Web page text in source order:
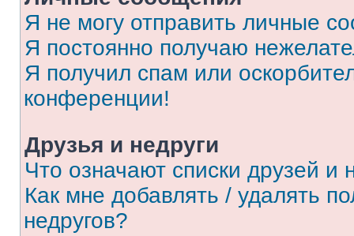
Я не могу отправить личные
Я постоянно получаю
Я получил спам или
конференции!
Друзья и недруги
Что означают списки друзей и
Как мне добавлять / удалять
недругов?